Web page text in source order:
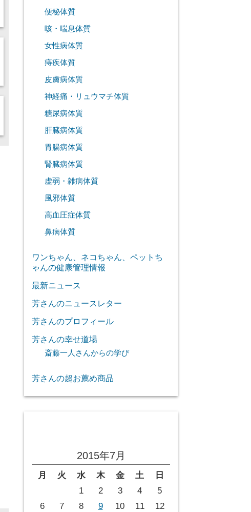
便秘体質
咳・喘息体質
女性病体質
痔疾体質
皮膚病体質
神経痛・リュウマチ体質
糖尿病体質
肝臓病体質
胃腸病体質
腎臓病体質
虚弱・雑病体質
風邪体質
高血圧症体質
鼻病体質
ワンちゃん、ネコちゃん、ペットち
ゃんの健康管理情報
最新ニュース
芳さんのニュースレター
芳さんのプロフィール
芳さんの幸せ道場
斎藤一人さんからの学び
芳さんの超お薦め商品
2015年7月
月 火 水 木 金 土
日
1
2 3 4
5
6
7 8 9 10 11 12